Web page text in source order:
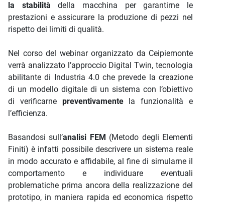
la stabilità della macchina per garantirne le
prestazioni e assicurare la produzione di pezzi nel
rispetto dei limiti di qualità.
Nel corso del webinar organizzato da Ceipiemonte
verrà analizzato l’approccio Digital Twin, tecnologia
abilitante di Industria 4.0 che prevede la creazione
di un modello digitale di un sistema con l’obiettivo
di verificarne preventivamentela funzionalità e
l’efficienza.
Basandosi sull’analisi FEM (Metodo degli Elementi
Finiti) è infatti possibile descrivere un sistema reale
in modo accurato e affidabile, al fine di simularne il
comportamento e individuare eventuali
problematiche prima ancora della realizzazione del
prototipo, in maniera rapida ed economica rispetto